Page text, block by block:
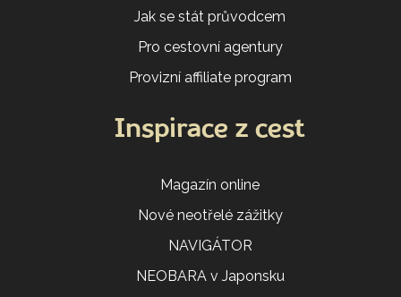
Jak se stát průvodcem
Pro cestovní agentury
Provizní affiliate program
Inspirace z cest
Magazín online
Nové neotřelé zážitky
NAVIGÁTOR
NEOBARA v Japonsku